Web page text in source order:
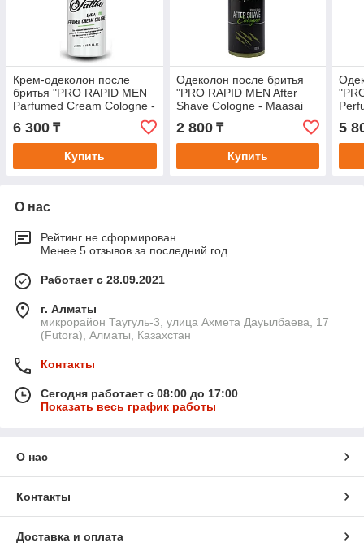
Крем-одеколон после
бритья "PRO RAPID MEN
Parfumed Cream Cologne -
Inca 01 Tattoo Series" для
любого типа
6 300 ₸
Купить
Одеколон после бритья
"PRO RAPID MEN After
Shave Cologne - Maasai
2 800₸
Купить
5
О нас
Рейтинг не сформирован
Менее 5 отзывов за последний год
Работает с 28.09.2021
г. Алматы
микрорайон Таугуль-3, улица Ахмета Дауылбаева, 17
(Futora), Алматы, Казахстан
Контакты
Сегодня работает с 08:00 до 17:00
Показать весь график работы
О нас
Контакты
Доставка и оплата